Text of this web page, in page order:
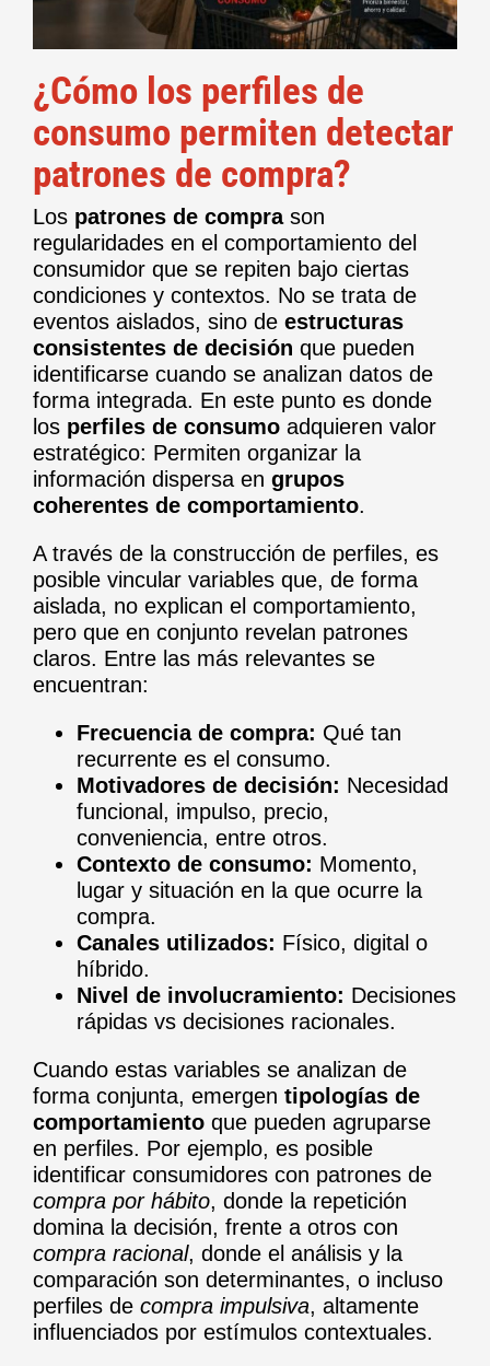
¿Cómo los perfiles de
consumo permiten detectar
patrones de compra?
Los patrones de comprason
regularidades en el comportamiento del
consumidor que se repiten bajo ciertas
condiciones y contextos. No se trata de
eventos aislados, sino de estructuras
consistentes de decisión que pueden
identificarse cuando se analizan datos de
forma integrada. En este punto es donde
los perfiles de consumoadquieren valor
estratégico: Permiten organizar la
información dispersa en grupos
coherentes de comportamiento.
A través de la construcción de perfiles, es
posible vincular variables que, de forma
aislada, no explican el comportamiento,
pero que en conjunto revelan patrones
claros. Entre las más relevantes se
encuentran:
Frecuencia de compra: Qué tan
recurrente es el consumo.
Motivadores de decisión: Necesidad
funcional, impulso, precio,
conveniencia, entre otros.
Contexto de consumo: Momento,
lugar y situación en la que ocurre la
compra.
Canales utilizados: Físico, digital o
híbrido.
Nivel de involucramiento: Decisiones
rápidas vs decisiones racionales.
Cuando estas variables se analizan de
forma conjunta, emergen tipologías de
comportamientoque pueden agruparse
en perfiles. Por ejemplo, es posible
identificar consumidores con patrones de
compra por hábito, donde la repetición
domina la decisión, frente a otros con
compra racional, donde el análisis y la
comparación son determinantes, o incluso
perfiles de compra impulsiva, altamente
influenciados por estímulos contextuales.